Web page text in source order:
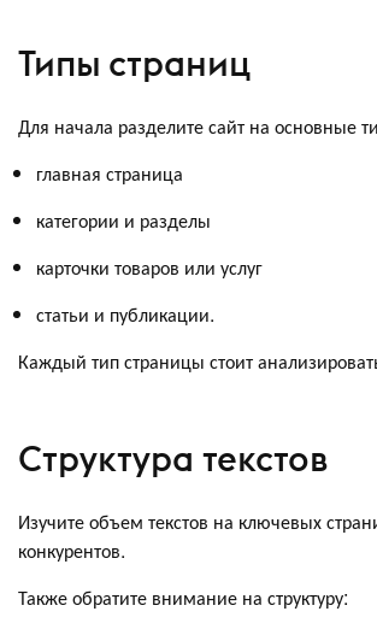
Типы страниц
Для начала разделите сайт на основные
главная страница
категории и разделы
карточки товаров или услуг
статьи и публикации.
Каждый тип страницы стоит
Структура текстов
Изучите объем текстов на ключевых
конкурентов.
Также обратите внимание на структуру: